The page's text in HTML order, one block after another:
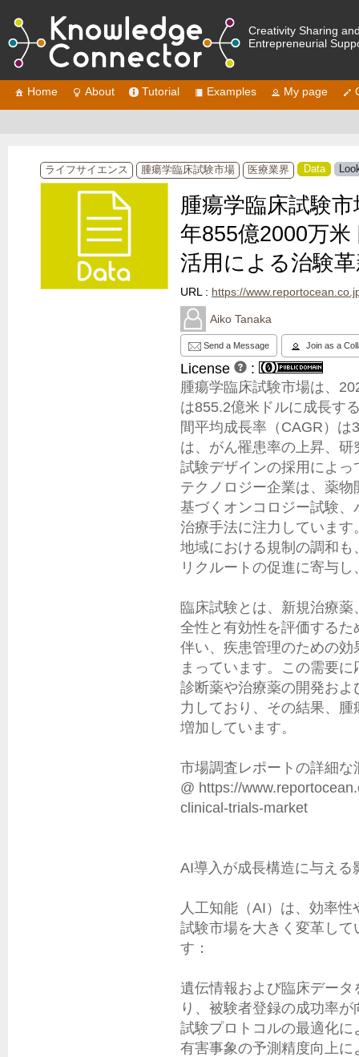
Creativity Sharing
Entrepreneurial
Home About Tutorial Examples My page
ライフサイエンス 腫瘍学臨床試験市場 医療業界 Data
腫瘍学臨床試験
年855億2000万
活用による治験
URL : https://www.reportocean.co.jp/
Aiko Tanaka
Send a Message Join as a
License
:
腫瘍学臨床試験市場は、
は855.2億米ドルに成長す
間平均成長率（CAGR）
は、がん罹患率の上昇、
試験デザインの採用によ
テクノロジー企業は、薬
基づくオンコロジー試験
治療手法に注力していま
地域における規制の調和
リクルートの促進に寄与
臨床試験とは、新規治療
全性と有効性を評価する
伴い、疾患管理のための
まっています。この需要
診断薬や治療薬の開発お
力しており、その結果、
増加しています。
市場調査レポートの詳細
@ https://
clinical-trials-market
AI導入が成長構造に与える
人工知能（AI）は、効率
試験市場を大きく変革し
す：
遺伝情報および臨床デー
り、被験者登録の成功率が
試験プロトコルの最適化
有害事象の予測精度向上